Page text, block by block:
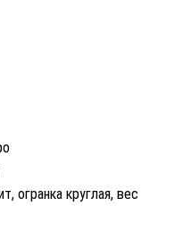
огранка круглая, вес